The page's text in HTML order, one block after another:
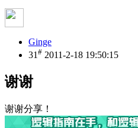
Ginge
31 # 2011-2-18 19:50:15
谢谢
谢谢分享！